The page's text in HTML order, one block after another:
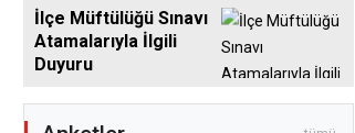
İlçe Müftülüğü Sınavı
Atamalarıyla İlgili
Duyuru